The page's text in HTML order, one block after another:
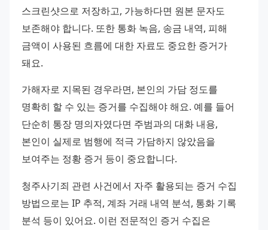
스크린샷으로 저장하고, 가능하다면 원본 문자도
보존해야 합니다. 또한 통화 녹음, 송금 내역, 피해
금액이 사용된 흐름에 대한 자료도 중요한 증거가
돼요.
가해자로 지목된 경우라면, 본인의 가담 정도를
명확히 할 수 있는 증거를 수집해야 해요. 예를 들어
단순히 통장 명의자였다면 주범과의 대화 내용,
본인이 실제로 범행에 적극 가담하지 않았음을
보여주는 정황 증거 등이 중요합니다.
청주사기죄 관련 사건에서 자주 활용되는 증거 수집
방법으로는 IP 추적, 계좌 거래 내역 분석, 통화 기록
분석 등이 있어요. 이런 전문적인 증거 수집은